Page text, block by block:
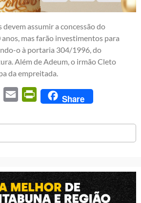
assumir a concessão do
mas farão investimentos para
o à portaria 304/1996, do
Além de Adeum, o irmão Cleto
da empreitada.
Twitter Email PrintFriendly
Share